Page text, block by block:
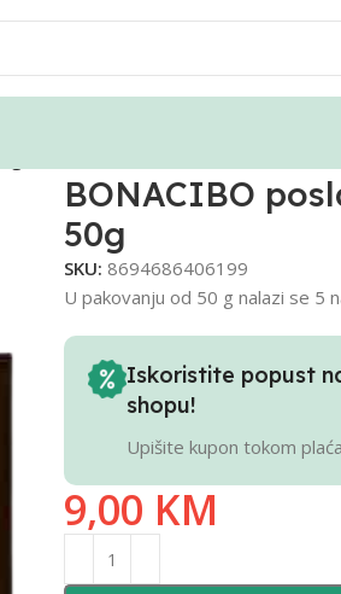
BONACIBO
50g
SKU: 8694686406199
U pakovanju od 50 g nalazi se 5
Iskoristite popust
shopu!
Upišite kupon tokom
9,00 KM